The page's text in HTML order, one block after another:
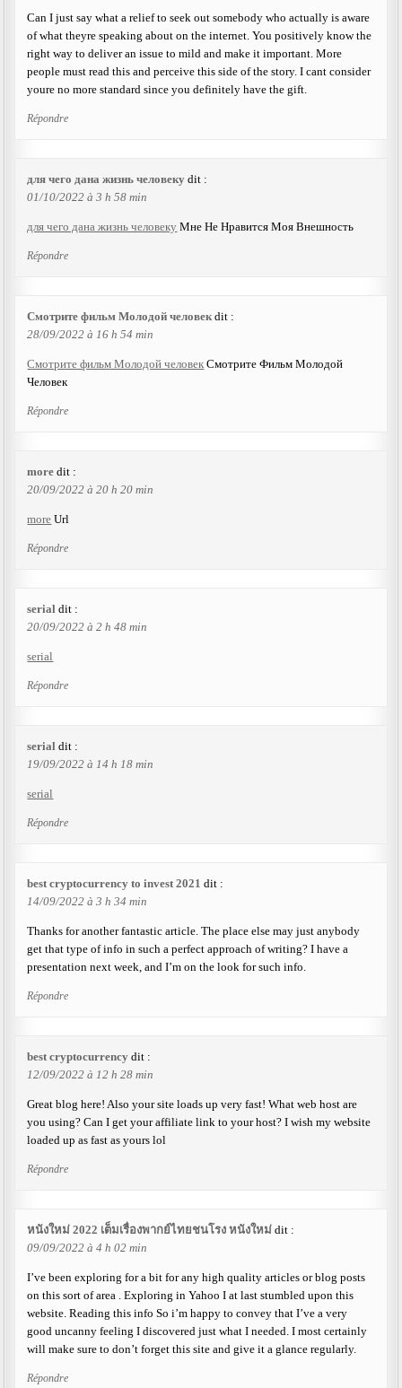
Can I just say what a relief to seek out somebody who actually is aware
of what theyre speaking about on the internet. You positively know the
right way to deliver an issue to mild and make it important. More
people must read this and perceive this side of the story. I cant consider
youre no more standard since you definitely have the gift.
Répondre
для чего дана жизнь человеку dit :
01/10/2022 à 3 h 58 min
для чего дана жизнь человеку Мне Не Нравится Моя Внешность
Répondre
Смотрите фильм Молодой человек dit :
28/09/2022 à 16 h 54 min
Смотрите фильм Молодой человек Смотрите Фильм Молодой
Человек
Répondre
more dit :
20/09/2022 à 20 h 20 min
more Url
Répondre
serial dit :
20/09/2022 à 2 h 48 min
serial
Répondre
serial dit :
19/09/2022 à 14 h 18 min
serial
Répondre
best cryptocurrency to invest 2021 dit :
14/09/2022 à 3 h 34 min
Thanks for another fantastic article. The place else may just anybody
get that type of info in such a perfect approach of writing? I have a
presentation next week, and I’m on the look for such info.
Répondre
best cryptocurrency dit :
12/09/2022 à 12 h 28 min
Great blog here! Also your site loads up very fast! What web host are
you using? Can I get your affiliate link to your host? I wish my website
loaded up as fast as yours lol
Répondre
หนังใหม่ 2022 เต็มเรื่องพากย์ไทยชนโรง หนังใหม่ dit :
09/09/2022 à 4 h 02 min
I’ve been exploring for a bit for any high quality articles or blog posts
on this sort of area . Exploring in Yahoo I at last stumbled upon this
website. Reading this info So i’m happy to convey that I’ve a very
good uncanny feeling I discovered just what I needed. I most certainly
will make sure to don’t forget this site and give it a glance regularly.
Répondre